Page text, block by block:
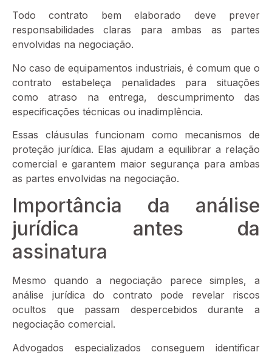
Todo contrato bem elaborado deve prever
responsabilidades claras para ambas as partes
envolvidas na negociação.
No caso de equipamentos industriais, é comum que o
contrato estabeleça penalidades para situações
como atraso na entrega, descumprimento das
especificações técnicas ou inadimplência.
Essas cláusulas funcionam como mecanismos de
proteção jurídica. Elas ajudam a equilibrar a relação
comercial e garantem maior segurança para ambas
as partes envolvidas na negociação.
Importância da análise
jurídica antes da
assinatura
Mesmo quando a negociação parece simples, a
análise jurídica do contrato pode revelar riscos
ocultos que passam despercebidos durante a
negociação comercial.
Advogados especializados conseguem identificar